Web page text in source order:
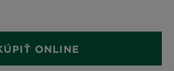
ONLINE